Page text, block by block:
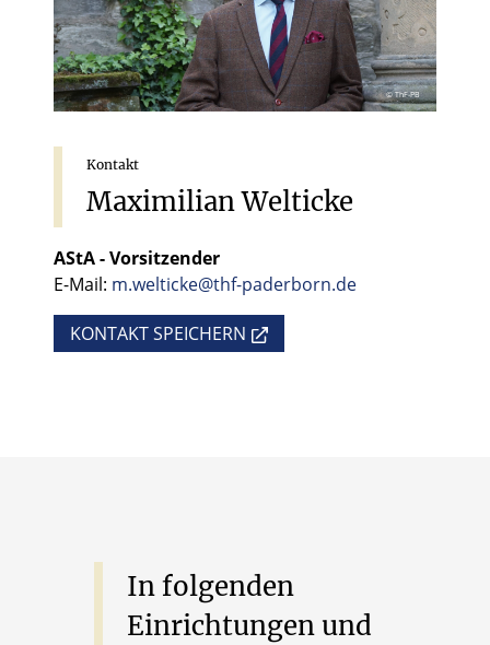
© ThF-PB
Kontakt
Maximilian Welticke
AStA - Vorsitzender
E-Mail: m.welticke@thf-paderborn.de
KONTAKT SPEICHERN
Infolgenden
Einrichtungen und